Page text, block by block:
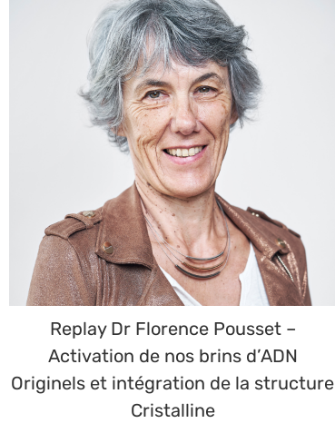
Replay Dr Florence Pousset –
Activation de nos brins d’ADN
Originels et intégration de la structure
Cristalline